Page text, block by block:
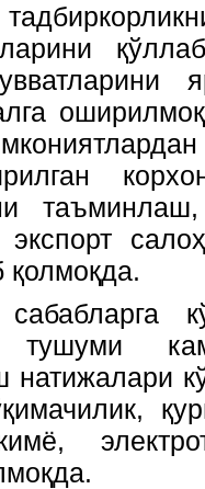
таъминлаш,
натижалари
кимё,